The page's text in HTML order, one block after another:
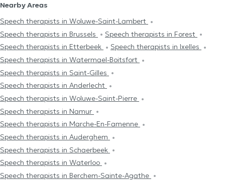
Nearby Areas
Speech therapists in Woluwe-Saint-Lambert
Speech therapists in Brussels
Speech therapists in Forest
Speech therapists in Etterbeek
Speech therapists in Ixelles
Speech therapists in Watermael-Boitsfort
Speech therapists in Saint-Gilles
Speech therapists in Anderlecht
Speech therapists in Woluwe-Saint-Pierre
Speech therapists in Namur
Speech therapists in Marche-En-Famenne
Speech therapists in Auderghem
Speech therapists in Schaerbeek
Speech therapists in Waterloo
Speech therapists in Berchem-Sainte-Agathe